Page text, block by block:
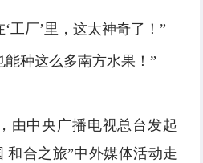
工厂’里，这太神奇了！”
能种这么多南方水果！”
由中央广播电视总台发起
和合之旅”中外媒体活动走